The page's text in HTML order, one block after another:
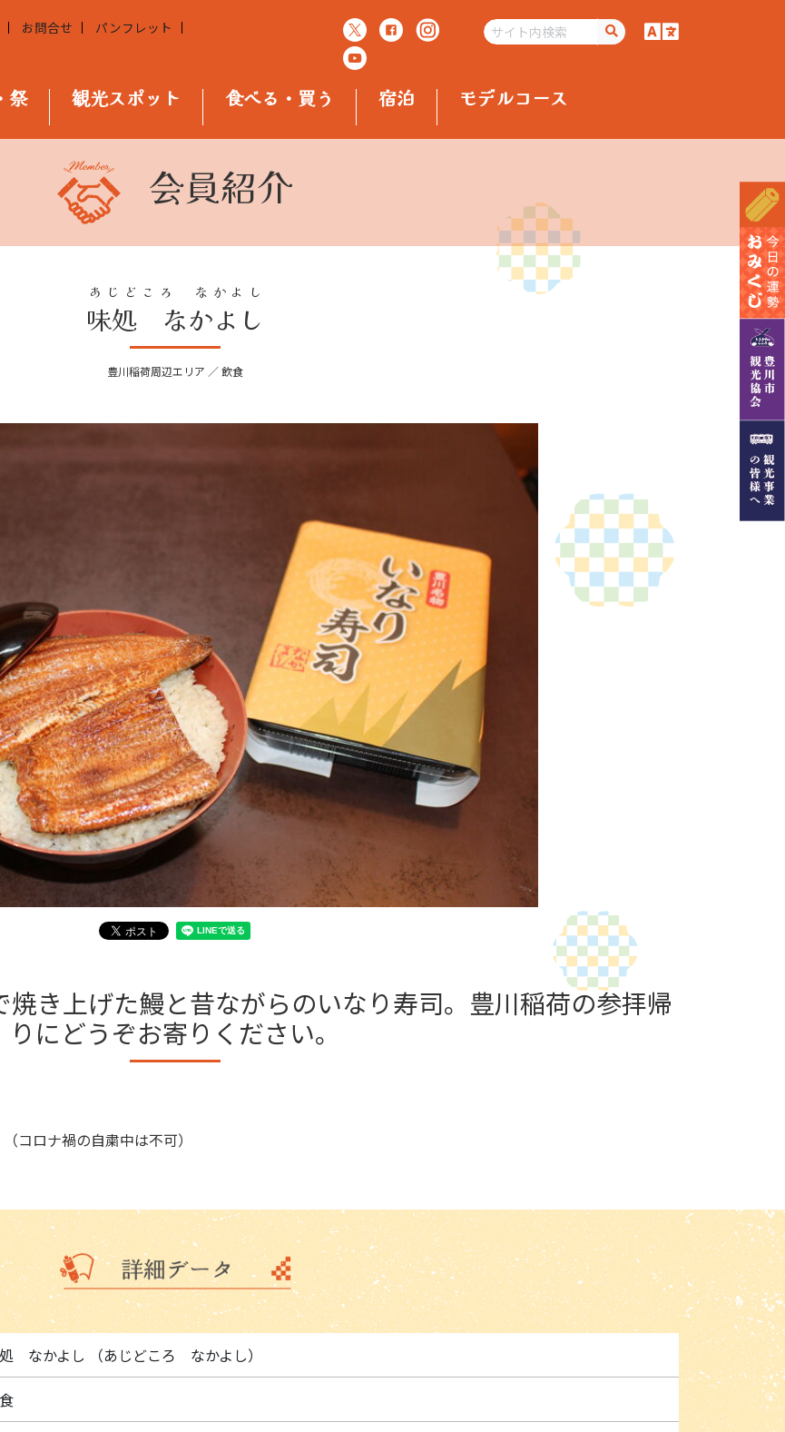
お問合せ
パンフレット
祭 観光スポット 食べる・買う 宿泊 モデルコース
会員紹介
味処 なかよし
あじどころ なかよし
豊川稲荷周辺エリア ／ 飲食
き上げた鰻と昔ながらのいなり寿司。豊川稲荷の参拝帰
りにどうぞお寄りください。
コロナ禍の自粛中は不可）
なかよし （あじどころ なかよし）